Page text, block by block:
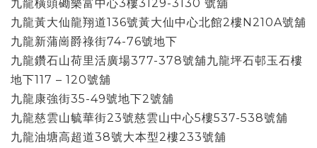
九龍橫頭磡樂富中心3樓3129-3130 號舖
九龍黃大仙龍翔道136號黃大仙中心北館2樓N210A號舖
九龍新蒲崗爵祿街74-76號地下
九龍鑽石山荷里活廣場377-378號舖九龍坪石邨玉石樓
地下117 – 120號舖
九龍康強街35-49號地下2號舖
九龍慈雲山毓華街23號慈雲山中心5樓537-538號舖
九龍油塘高超道38號大本型2樓233號舖